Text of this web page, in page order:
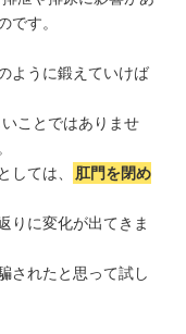
です。
ように鍛えていけば
ことではありませ
しては、
肛門を閉め
りに変化が出てきま
されたと思って試し